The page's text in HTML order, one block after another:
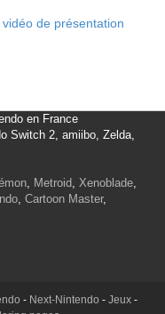
de présentation
en France
Switch 2, amiibo, Zelda,
, Metroid, Xenoblade,
, Cartoon Master,
- Next-Nintendo - Jeux-